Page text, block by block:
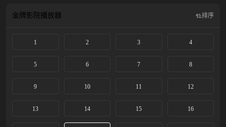
金牌影院播放器 排序
1 2 3 4
5 6 7 8
9 10 11 12
13 14 15 16